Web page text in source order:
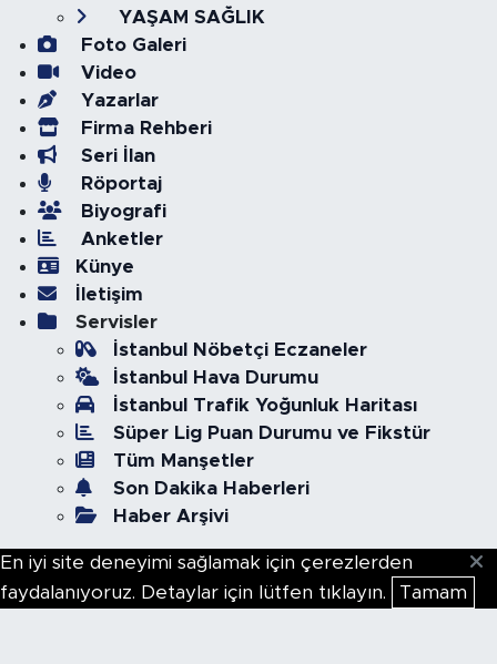
YAŞAM SAĞLIK
Foto Galeri
Video
Yazarlar
Firma Rehberi
Seri İlan
Röportaj
Biyografi
Anketler
Künye
İletişim
Servisler
İstanbul Nöbetçi Eczaneler
İstanbul Hava Durumu
İstanbul Trafik Yoğunluk Haritası
Süper Lig Puan Durumu ve Fikstür
Tüm Manşetler
Son Dakika Haberleri
Haber Arşivi
En iyi site deneyimi sağlamak için çerezlerden
faydalanıyoruz. Detaylar için lütfen tıklayın.
Tamam